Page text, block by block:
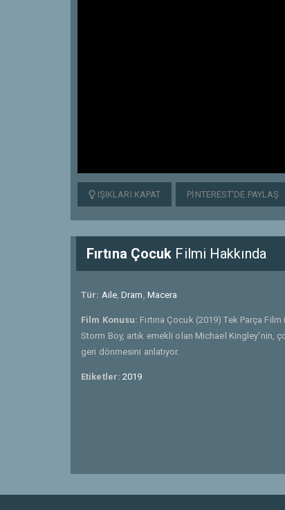
IŞIKLARI KAPAT PINTEREST'DE PAYLAŞ
Fırtına Çocuk Filmi Hakkında
Tür: Aile,Dram , Macera
Film Konusu: Fırtına Çocuk (2019) Tek Parça
Storm Boy, artık emekli olan Michael Kingley'nin,
geri dönmesini anlatıyor.
Etiketler:2019